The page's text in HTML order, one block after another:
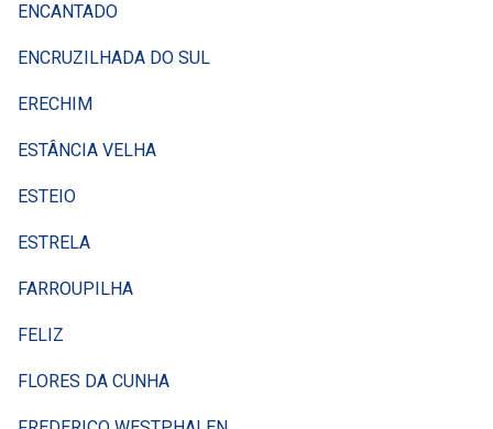
ENCANTADO
ENCRUZILHADA DO SUL
ERECHIM
ESTÂNCIA VELHA
ESTEIO
ESTRELA
FARROUPILHA
FELIZ
FLORES DA CUNHA